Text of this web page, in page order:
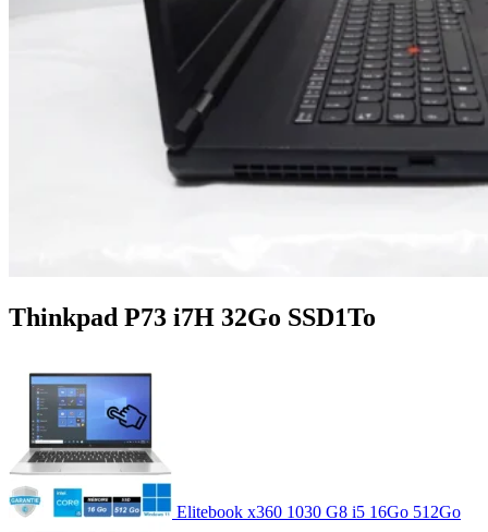
Thinkpad P73 i7H 32Go SSD1To
Elitebook x360 1030 G8 i5 16Go 512Go